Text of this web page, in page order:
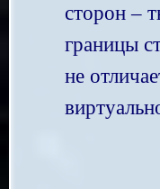
сторон –
границы
не